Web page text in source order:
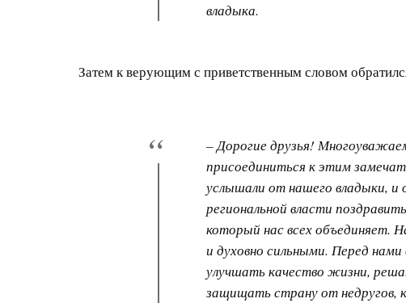
владыка.
Затем к верующим с приветственным словом
– Дорогие друзья!
присоединиться к этим
услышали от нашего владыки, и
региональной власти
который нас всех объединяет.
и духовно сильными. Перед
улучшать качество жизни,
защищать страну от